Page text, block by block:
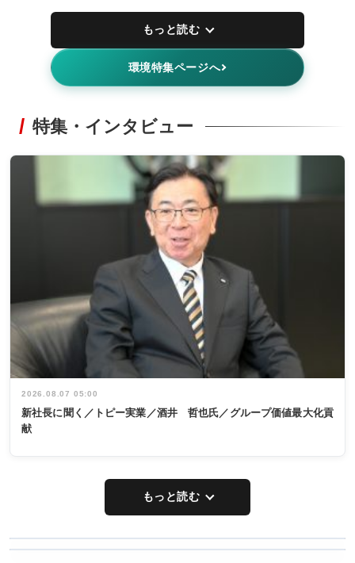
もっと読む
環境特集ページへ
特集・インタビュー
2026.08.07 05:00
新社長に聞く／トピー実業／酒井 哲也氏／グループ価値最大化貢
献
もっと読む